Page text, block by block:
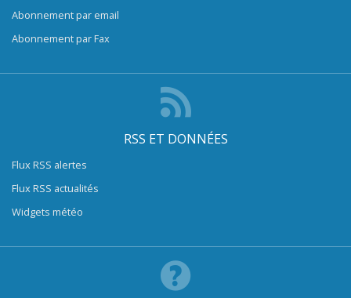
Abonnement par email
Abonnement par Fax
RSS ET DONNÉES
Flux RSS alertes
Flux RSS actualités
Widgets météo